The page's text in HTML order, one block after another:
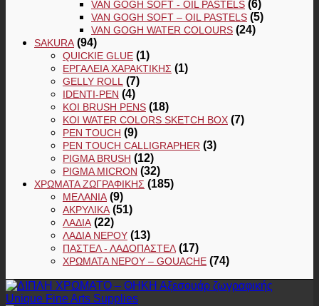
VAN GOGH SOFT - OIL PASTELS (6)
VAN GOGH SOFT – OIL PASTELS (5)
VAN GOGH WATER COLOURS (24)
SAKURA (94)
QUICKIE GLUE (1)
ΕΡΓΑΛΕΊΑ ΧΑΡΑΚΤΙΚΉΣ (1)
GELLY ROLL (7)
IDENTI-PEN (4)
KOI BRUSH PENS (18)
KOI WATER COLORS SKETCH BOX (7)
PEN TOUCH (9)
PEN TOUCH CALLIGRAPHER (3)
PIGMA BRUSH (12)
PIGMA MICRON (32)
ΧΡΏΜΑΤΑ ΖΩΓΡΑΦΙΚΉΣ (185)
ΜΕΛΆΝΙΑ (9)
ΑΚΡΥΛΙΚΆ (51)
ΛΆΔΙΑ (22)
ΛΆΔΙΑ ΝΕΡΟΎ (13)
ΠΑΣΤΕΛ - ΛΑΔΟΠΑΣΤΕΛ (17)
ΧΡΏΜΑΤΑ ΝΕΡΟΎ – GOUACHE (74)